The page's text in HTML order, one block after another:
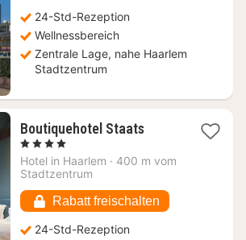
€
24-Std-Rezeption
Wellnessbereich
Zentrale Lage, nahe Haarlem
Stadtzentrum
Boutiquehotel Staats1
ab
, 4 Sterne
Hotel in Haarlem · 400 m vom
Stadtzentrum
Rabatt freischalten
24-Std-Rezeption